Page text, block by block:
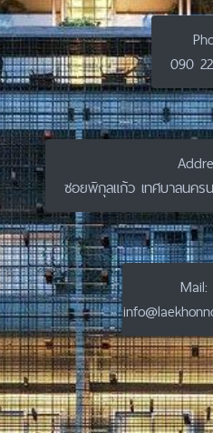
090
ซอยพิกุลแก้ว เทศบาลนค
Mail: